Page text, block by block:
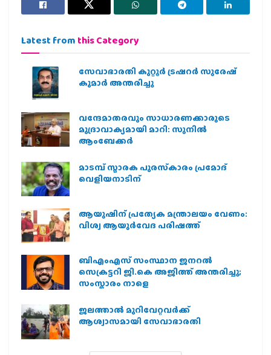
Latest from this Category
സേവാഭാരതി കുറ്റൂർ ട്രഷറർ സുരേഷ്
കുമാർ അന്തരിച്ചു
വന്ദേമാതരവും സാധാരണക്കാരുടെ
മുദ്രാവാക്യമായി മാറി: സുനിൽ
ആംബേക്കർ
മാടമ്പ് സ്മാരക പുരസ്‌കാരം പ്രമോദ്
വെളിയനാടിന്
ആയുഷിന് പ്രത്യേക മന്ത്രാലയം വേണം:
വിശ്വ ആയുര്‍വേദ പരിഷത്ത്
ബിഎംഎസ് സംസ്ഥാന ജനറൽ
സെക്രട്ടറി ജി.കെ അജിത്ത് അന്തരിച്ചു;
സംസ്കാരം നാളെ
ജലത്താല്‍ മുറിവേറ്റവര്‍ക്ക്
ആശ്വാസമായി സേവാഭാരതി